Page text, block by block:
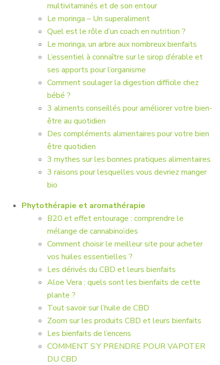
multivitaminés et de son entour
Le moringa – Un superaliment
Quel est le rôle d’un coach en nutrition ?
Le moringa, un arbre aux nombreux bienfaits
L’essentiel à connaître sur le sirop d’érable et
ses apports pour l’organisme
Comment soulager la digestion difficile chez
bébé ?
3 aliments conseillés pour améliorer votre bien-
être au quotidien
Des compléments alimentaires pour votre bien
être quotidien
3 mythes sur les bonnes pratiques alimentaires
3 raisons pour lesquelles vous devriez manger
bio
Phytothérapie et aromathérapie
B20 et effet entourage : comprendre le
mélange de cannabinoïdes
Comment choisir le meilleur site pour acheter
vos huiles essentielles ?
Les dérivés du CBD et leurs bienfaits
Aloe Vera : quels sont les bienfaits de cette
plante ?
Tout savoir sur l’huile de CBD
Zoom sur les produits CBD et leurs bienfaits
Les bienfaits de l’encens
COMMENT S’Y PRENDRE POUR VAPOTER
DU CBD